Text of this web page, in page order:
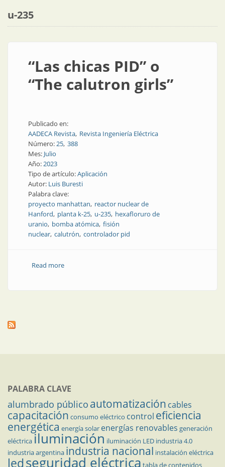
u-235
“Las chicas PID” o
“The calutron girls”
Publicado en:
AADECA Revista Revista Ingeniería Eléctrica
Número:25 388
Mes: Julio
Año:2023
Tipo de artículo:Aplicación
Autor: Luis Buresti
Palabra clave:
proyecto manhattan reactor nuclear de
Hanford planta k-25 u-235 hexafloruro de
uranio bomba atómica fisión
nuclear calutrón controlador pid
Read moreabout “Las chicas PID” o “The calutron girls”
PALABRA CLAVE
alumbrado público automatización cables
capacitación consumo eléctrico control eficiencia
energética energía solar energías renovables generación
eléctricailuminación iluminación LED industria 4.0
industria argentina industria nacional instalación eléctrica
ledseguridad eléctrica tabla de contenidos